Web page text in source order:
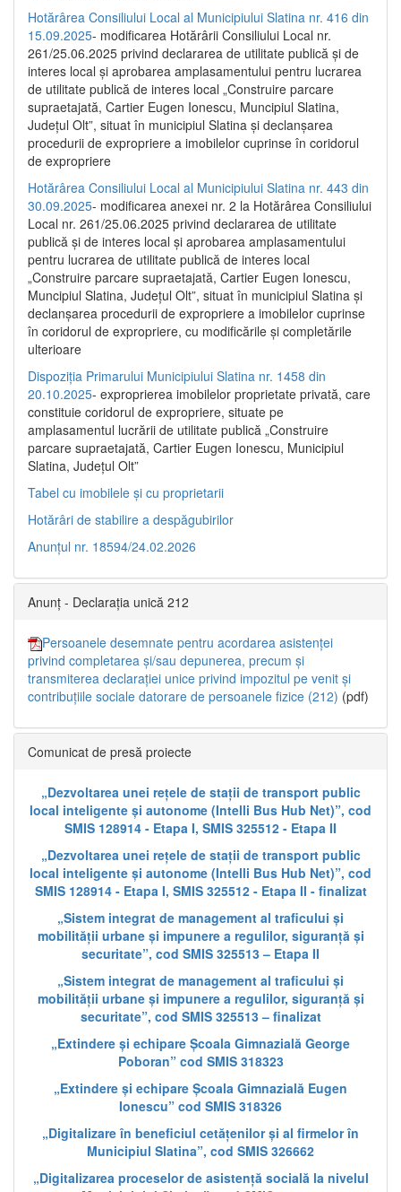
Hotărârea Consiliului Local al Municipiului Slatina nr. 416 din
15.09.2025- modificarea Hotărârii Consiliului Local nr.
261/25.06.2025 privind declararea de utilitate publică și de
interes local și aprobarea amplasamentului pentru lucrarea
de utilitate publică de interes local „Construire parcare
supraetajată, Cartier Eugen Ionescu, Muncipiul Slatina,
Județul Olt”, situat în municipiul Slatina și declanșarea
procedurii de expropriere a imobilelor cuprinse în coridorul
de expropriere
Hotărârea Consiliului Local al Municipiului Slatina nr. 443 din
30.09.2025- modificarea anexei nr. 2 la Hotărârea Consiliului
Local nr. 261/25.06.2025 privind declararea de utilitate
publică şi de interes local şi aprobarea amplasamentului
pentru lucrarea de utilitate publică de interes local
„Construire parcare supraetajată, Cartier Eugen Ionescu,
Muncipiul Slatina, Judeţul Olt”, situat în municipiul Slatina şi
declanşarea procedurii de expropriere a imobilelor cuprinse
în coridorul de expropriere, cu modificările şi completările
ulterioare
Dispoziția Primarului Municipiului Slatina nr. 1458 din
20.10.2025- exproprierea imobilelor proprietate privată, care
constituie coridorul de expropriere, situate pe
amplasamentul lucrării de utilitate publică „Construire
parcare supraetajată, Cartier Eugen Ionescu, Municipiul
Slatina, Județul Olt”
Tabel cu imobilele și cu proprietarii
Hotărâri de stabilire a despăgubirilor
Anunțul nr. 18594/24.02.2026
Anunț - Declarația unică 212
Persoanele desemnate pentru acordarea asistenței
privind completarea și/sau depunerea, precum și
transmiterea declarației unice privind impozitul pe venit și
contribuțiile sociale datorare de persoanele fizice (212) (pdf)
Comunicat de presă proiecte
„Dezvoltarea unei rețele de stații de transport public
local inteligente și autonome (Intelli Bus Hub Net)”, cod
SMIS 128914 - Etapa I, SMIS 325512 - Etapa II
„Dezvoltarea unei rețele de stații de transport public
local inteligente și autonome (Intelli Bus Hub Net)”, cod
SMIS 128914 - Etapa I, SMIS 325512 - Etapa II - finalizat
„Sistem integrat de management al traficului și
mobilității urbane și impunere a regulilor, siguranță și
securitate”, cod SMIS 325513 – Etapa II
„Sistem integrat de management al traficului și
mobilității urbane și impunere a regulilor, siguranță și
securitate”, cod SMIS 325513 – finalizat
„Extindere și echipare Școala Gimnazială George
Poboran” cod SMIS 318323
„Extindere și echipare Școala Gimnazială Eugen
Ionescu” cod SMIS 318326
„Digitalizare în beneficiul cetățenilor și al firmelor în
Municipiul Slatina”, cod SMIS 326662
„Digitalizarea proceselor de asistență socială la nivelul